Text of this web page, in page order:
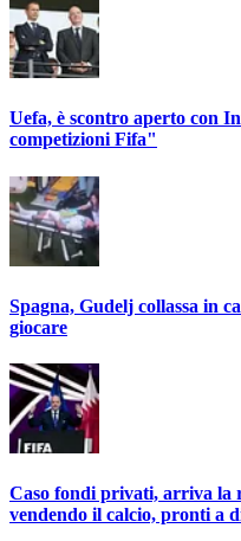
Uefa, è scontro aperto con
competizioni Fifa"
Spagna, Gudelj collassa in
giocare
Caso fondi privati, arriva la
vendendo il calcio, pronti a